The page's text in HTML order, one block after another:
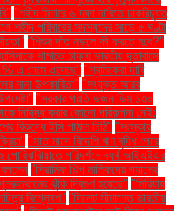
"শহীদ মিনারে ৬ দফা দাবিতে চাকরিচ্যুত
শহীদ পরিবারের সদস্যদের সাড়ে ৫ ঘণ্টা
"শিশুর দাঁত নড়লে কী করতে হবে?"
থামাতে ঢাকায় ভারতীয় দূতাবাসে
এ নেমে এসেছে" "শ্রমিকেরা দাবি
নানা উপকারিতা" "সংযুক্ত আরব
"সরকার প্রতি ডজন ডিম ১৩০
নিষিদ্ধ করার কোনো পরিকল্পনা নেই:
বিরুদ্ধে ইসি পাঠাল চিঠি" "সংস্কার
"সাত মাসে বিদেশি ঋণ বৃদ্ধি পেয়ে
পরিদর্শনে ব্যর্থ আইএইএর
"সিরামিক শিল্প মালিকদের গ্যাসের
ঝুঁকি দ্বিগুণ হয়েছে" "সিরিয়ায়
বিশ্লেষণ" "সিলেট সীমান্তে ভারতীয়